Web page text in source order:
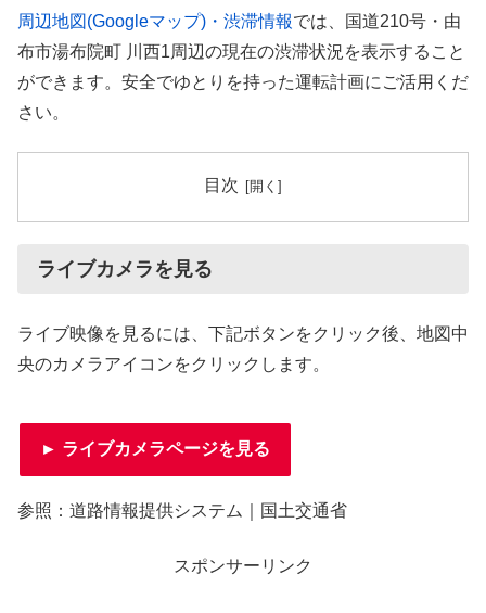
周辺地図(Googleマップ)・渋滞情報では、国道210号・由
布市湯布院町 川西1周辺の現在の渋滞状況を表示すること
ができます。安全でゆとりを持った運転計画にご活用くだ
さい。
目次
ライブカメラを見る
ライブ映像を見るには、下記ボタンをクリック後、地図中
央のカメラアイコンをクリックします。
► ライブカメラページを見る
参照：道路情報提供システム｜国土交通省
スポンサーリンク